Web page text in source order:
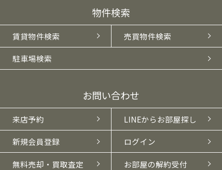
物件検索
賃貸物件検索 売買物件検索
駐車場検索
お問い合わせ
来店予約 LINEからお部屋探し
新規会員登録 ログイン
無料売却・買取査定 お部屋の解約受付